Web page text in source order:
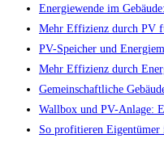
Energiewende im
Mehr Effizienz durch PV
PV-Speicher und
Mehr Effizienz durch
Gemeinschaftliche
Wallbox und PV-Anlage:
So profitieren